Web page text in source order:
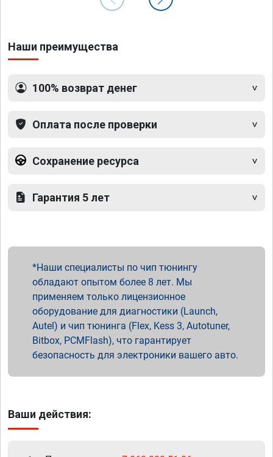
Наши преимущества
100% возврат денег
Оплата после проверки
Сохранение ресурса
Гарантия 5 лет
Наши специалисты по чип тюнингу
обладают опытом более 8 лет. Мы
применяем только лицензионное
оборудование для диагностики (Launch,
Autel) и чип тюнинга (Flex, Kess 3, Autotuner,
Bitbox, PCMFlash), что гарантирует
безопасность для электроники вашего авто.
Ваши действия: